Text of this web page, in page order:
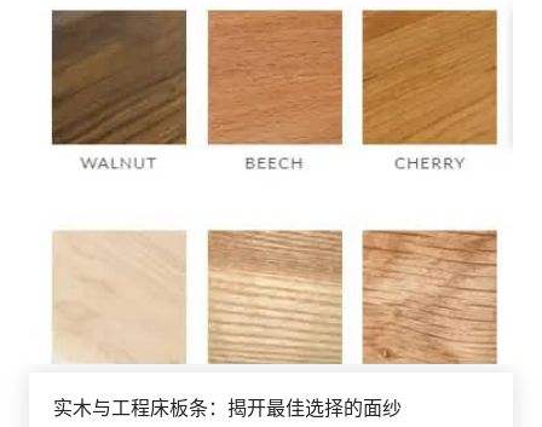
实木与工程床板条：揭开最佳选择的面纱